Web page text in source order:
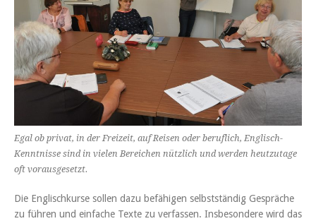
Egal ob privat, in der Freizeit, auf Reisen oder beruflich, Englisch-
Kenntnisse sind in vielen Bereichen nützlich und werden heutzutage
oft vorausgesetzt.
Die Englischkurse sollen dazu befähigen selbstständig Gespräche
zu führen und einfache Texte zu verfassen. Insbesondere wird das